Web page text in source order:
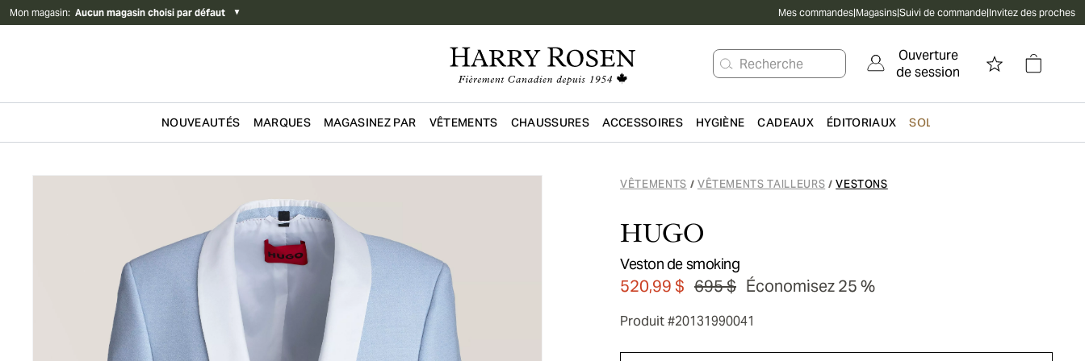
Mon magasin: Aucun magasin choisi par défaut ▼ Mes commandes|Magasins|Suivi de commande|Invitez des proches
Recherche
Ouverture
de session
Passer au contenu principal
NOUVEAUTÉS MARQUES MAGASINEZ PAR VÊTEMENTS CHAUSSURES ACCESSOIRES HYGIÈNE CADEAUX ÉDITORIAUX SOLDES
VÊTEMENTS / VÊTEMENTS TAILLEURS / VESTONS
HUGO
Veston de smoking
520,99 $ 695 $ Économisez 25 %
Produit #20131990041